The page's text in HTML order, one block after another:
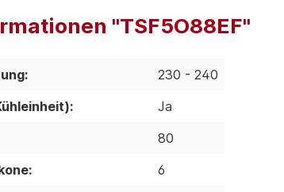
"TSF5O88EF"
230 - 240
Ja
80
6